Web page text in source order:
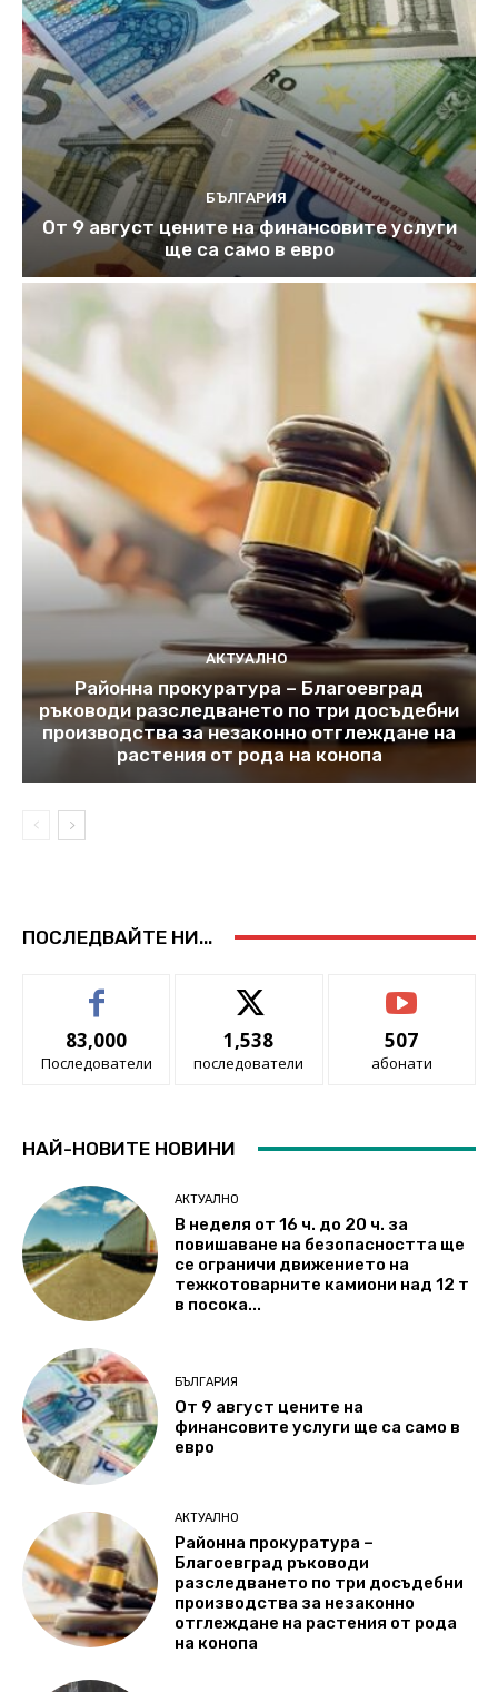
БЪЛГАРИЯ
От 9 август цените на финансовите услуги
ще са само в евро
АКТУАЛНО
Районна прокуратура – Благоевград
ръководи разследването по три досъдебни
производства за незаконно отглеждане на
растения от рода на конопа
ПОСЛЕДВАЙТЕ НИ...
83,000
Последователи
1,538
последователи
507
абонати
НАЙ-НОВИТЕ НОВИНИ
АКТУАЛНО
В неделя от 16 ч. до 20 ч. за
повишаване на безопасността ще
се ограничи движението на
тежкотоварните камиони над 12 т
в посока...
БЪЛГАРИЯ
От 9 август цените на
финансовите услуги ще са само в
евро
АКТУАЛНО
Районна прокуратура –
Благоевград ръководи
разследването по три досъдебни
производства за незаконно
отглеждане на растения от рода
на конопа